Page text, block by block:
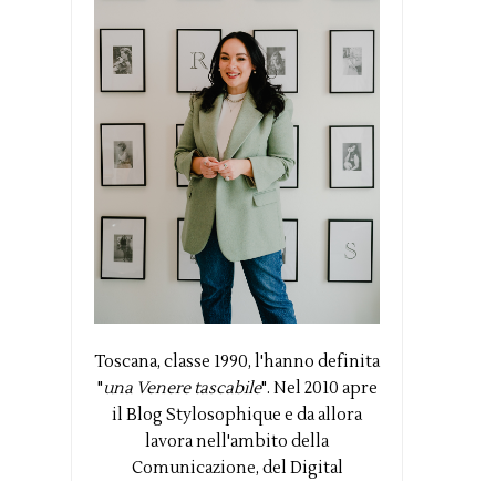
Toscana, classe 1990, l'hanno definita
"una Venere tascabile". Nel 2010 apre
il Blog Stylosophique e da allora
lavora nell'ambito della
Comunicazione, del Digital